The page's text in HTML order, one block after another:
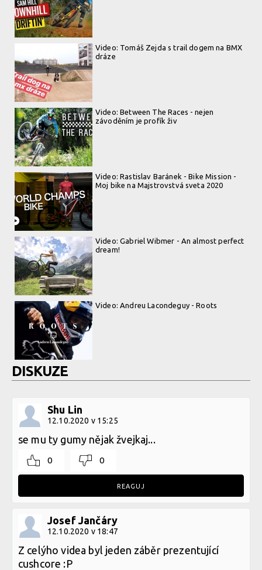
Video: Tomáš Zejda s trail dogem na BMX
dráze
Video: Between The Races - nejen
závoděním je profík živ
Video: Rastislav Baránek - Bike Mission -
Moj bike na Majstrovstvá sveta 2020
Video: Gabriel Wibmer - An almost perfect
dream!
Video: Andreu Lacondeguy - Roots
DISKUZE
Shu Lin
12.10.2020 v 15:25
se mu ty gumy nějak žvejkaj...
0 0
REAGUJ
Josef Jančáry
12.10.2020 v 18:47
Z celýho videa byl jeden záběr prezentující
cushcore :P